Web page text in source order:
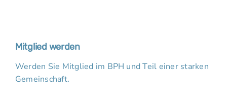
Mitglied werden
Werden Sie Mitglied im BPH und Teil einer starken
Gemeinschaft.